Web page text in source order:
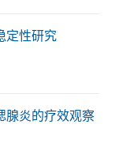
定性研究
腺炎的疗效观察